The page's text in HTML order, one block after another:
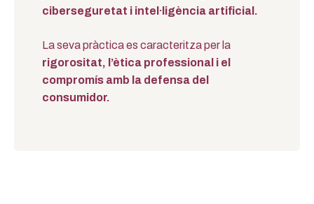
ciberseguretat i intel·ligència artificial.
La seva pràctica es caracteritza per la
rigorositat, l’ètica professional i el
compromís amb la defensa del
consumidor.